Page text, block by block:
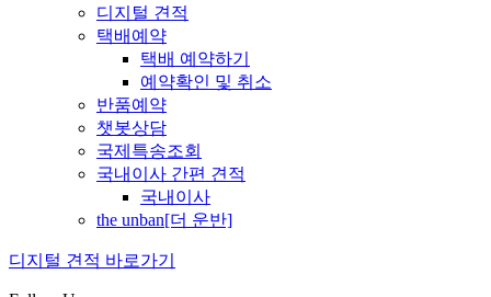
디지털 견적
택배예약
택배 예약하기
예약확인 및 취소
반품예약
챗봇상담
국제특송조회
국내이사 간편 견적
국내이사
the unban[더 운반]
디지털 견적 바로가기